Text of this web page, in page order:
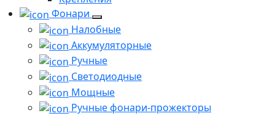
Фонари
Налобные
Аккумуляторные
Ручные
Светодиодные
Мощные
Ручные фонари-прожекторы